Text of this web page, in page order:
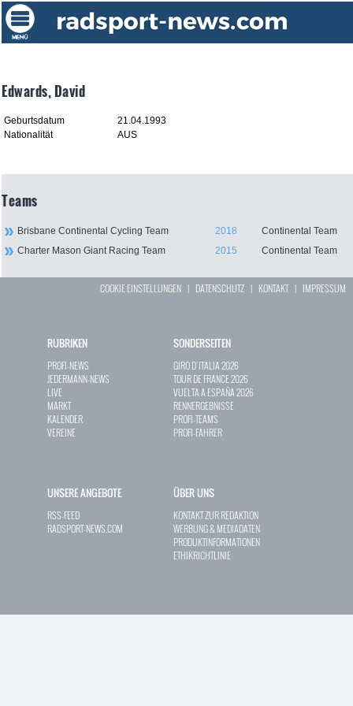
Edwards, David
Geburtsdatum
21.04.1993
Nationalität
AUS
Teams
Brisbane Continental Cycling Team 2018
Continental Team
Charter Mason Giant Racing Team
2015 Continental Team
COOKIE EINSTELLUNGEN | DATENSCHUTZ | KONTAKT| IMPRESSUM
RUBRIKEN
PROFI-NEWS
JEDERMANN-NEWS
LIVE
MARKT
KALENDER
VEREINE
SONDERSEITEN
GIRO D`ITALIA 2026
TOUR DE FRANCE 2026
VUELTA A ESPAÑA 2026
RENNERGEBNISSE
PROFI-TEAMS
PROFI-FAHRER
UNSERE ANGEBOTE
RSS-FEED
RADSPORT-NEWS.COM
ÜBER UNS
KONTAKT ZUR REDAKTION
WERBUNG & MEDIADATEN
PRODUKTINFORMATIONEN
ETHIKRICHTLINIE